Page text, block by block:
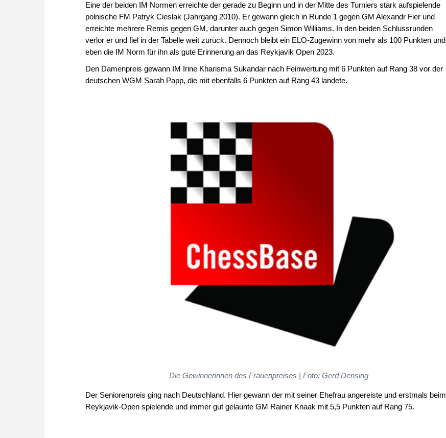
Eine der beiden IM Normen erreichte der gerade zu Beginn und in der Mitte des Turniers stark aufspielende
polnische FM Patryk Cieslak (Jahrgang 2010). Er gewann gleich in Runde 1 gegen GM Alexandr Fier und
erreichte mehrere Remis gegen GM, darunter auch gegen Simon Williams. In den beiden Schlussrunden
verlor er und fiel in der Tabelle weit zurück. Dennoch bleibt ein ELO-Zugewinn von mehr als 100 Punkten und
eben die IM Norm für ihn als gute Erinnerung an das Reykjavik Open 2023.
Den Damenpreis gewann IM Irine Kharisma Sukandar nach Feinwertung mit 6 Punkten auf Rang 38 vor der
deutschen WGM Sarah Papp, die mit ebenfalls 6 Punkten auf Rang 43 landete.
Die Gewinnerinnen des Frauenpreises | Foto: Gerd Densing
Der Seniorenpreis ging nach Deutschland. Hier gewann der mit seiner Ehefrau angereiste und erstmals beim
Reykjavik-Open spielende und immer gut gelaunte GM Rainer Knaak mit 5,5 Punkten auf Rang 75.